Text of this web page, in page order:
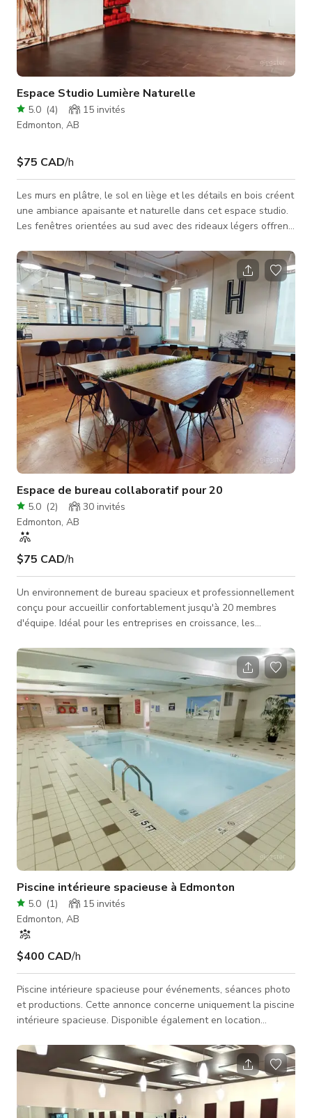
Espace Studio Lumière Naturelle
5.0 (4) 15 invités
Edmonton, AB
$75 CAD/h
Les murs en plâtre, le sol en liège et les détails en bois créent
une ambiance apaisante et naturelle dans cet espace studio.
Les fenêtres orientées au sud avec des rideaux légers offrent
des séances photo/vidéo, des cours de yoga en groupe/privés,
ainsi que des ateliers (lorsque les restrictions liées au covid le
permettent). Ce studio fait partie du City & Soul Wellness
Collective, un espace de coworking pour praticiens
Espace de bureau collaboratif pour 20
5.0 (2) 30 invités
Edmonton, AB
$75 CAD/h
Un environnement de bureau spacieux et professionnellement
conçu pour accueillir confortablement jusqu'à 20 membres
d'équipe. Idéal pour les entreprises en croissance, les
travail favorise la collaboration, la productivité et la montée
en charge. 💼 Parfait pour : Startups en expansion
Départements d'entreprise Équipes techniques et créatives
Équipes de vente et d'opérations Quartiers généraux de projet
ou campa
Piscine intérieure spacieuse à Edmonton
5.0 (1) 15 invités
Edmonton, AB
$400 CAD/h
Piscine intérieure spacieuse pour événements, séances photo
et productions. Cette annonce concerne uniquement la piscine
intérieure spacieuse. Disponible également en location
du nombre de personnes et de l'activité. Envoyez-nous un
message ici pour obtenir un devis exact !